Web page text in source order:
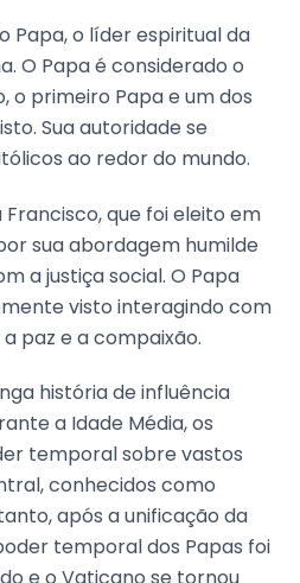
Papa, o líder espiritual da
O Papa é considerado o
o primeiro Papa e um dos
Sua autoridade se
ao redor do mundo.
que foi eleito em
sua abordagem humilde
a justiça social. O Papa
visto interagindo com
paz e a compaixão.
história de influência
a Idade Média, os
temporal sobre vastos
conhecidos como
após a unificação da
temporal dos Papas foi